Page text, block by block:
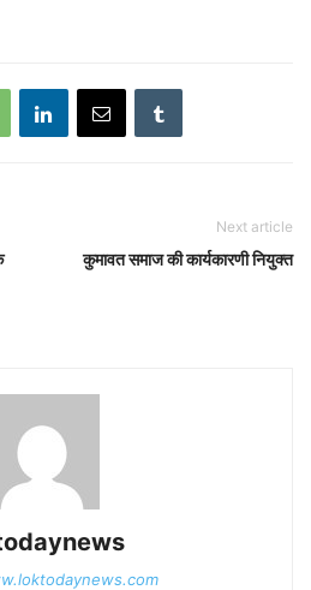
Next article
कुमावत समाज की कार्यकारणी नियुक्त